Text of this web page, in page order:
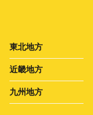
東北地方
近畿地方
九州地方